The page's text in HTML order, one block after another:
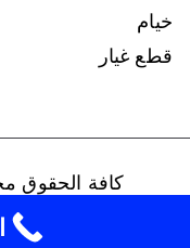
خيام
قطع غيار
كافة الحقوق